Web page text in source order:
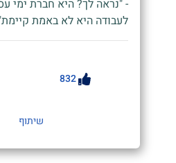
- "נראה לך? היא חברת ימי
לעבודה היא לא באמת
832
שיתוף